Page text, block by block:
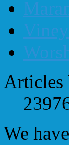
Articles
We